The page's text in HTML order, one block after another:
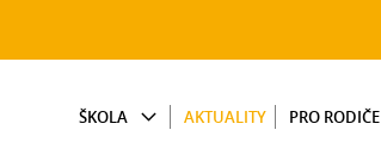
ŠKOLA AKTUALITY PRO RODIČE